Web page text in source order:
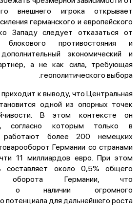
внешнего игрока открывает
германского и европейского
Западу следует отказаться от
противостояния и
экономический и
а не как сила, требующая
геополитического выбора.
к выводу, что Центральная
одной из опорных точек
В этом контексте он
согласно которым только в
работают более 200 немецких
Германии со странами
11 миллиардов евро. При этом
составляет около 0,5% общего
оборота Германии, что
о наличии огромного
потенциала для дальнейшего роста.